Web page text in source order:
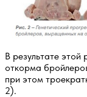
В результате этой
откорма
при этом
2).